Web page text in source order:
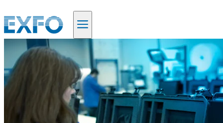
Productos
Soluciones